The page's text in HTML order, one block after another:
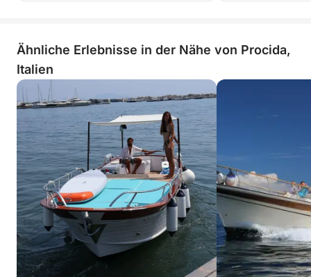
Ähnliche Erlebnisse in der Nähe von Procida,
Italien